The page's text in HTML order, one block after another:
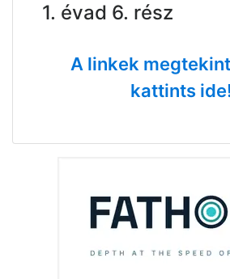
1. évad 6. rész
A linkek
kattints ide!